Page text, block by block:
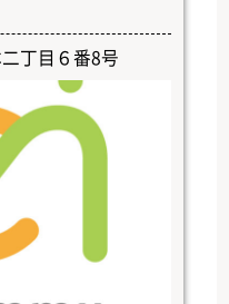
丁目６番8号